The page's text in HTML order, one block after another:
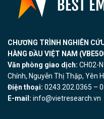
CHƯƠNG TRÌNH NGHIÊN
HÀNG ĐẦU VIỆT NAM
Văn phòng giao dịch: CH02-
Chính, Nguyễn Thị Thập, Yên
Điện thoại: 0243.202.0365 –
E-mail: info@vietresearch.vn